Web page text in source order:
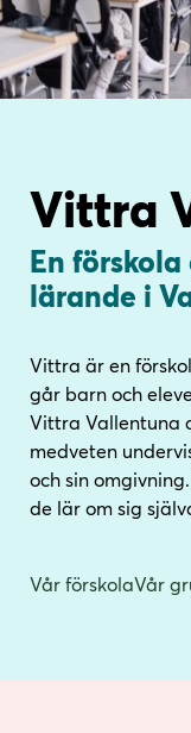
i
n
e
s
d
f
Vittra
En
lärande i
Vittra är en
går barn och
Vittra Vallentuna
medveten
och sin
de lär om sig
Vår förskolaVår